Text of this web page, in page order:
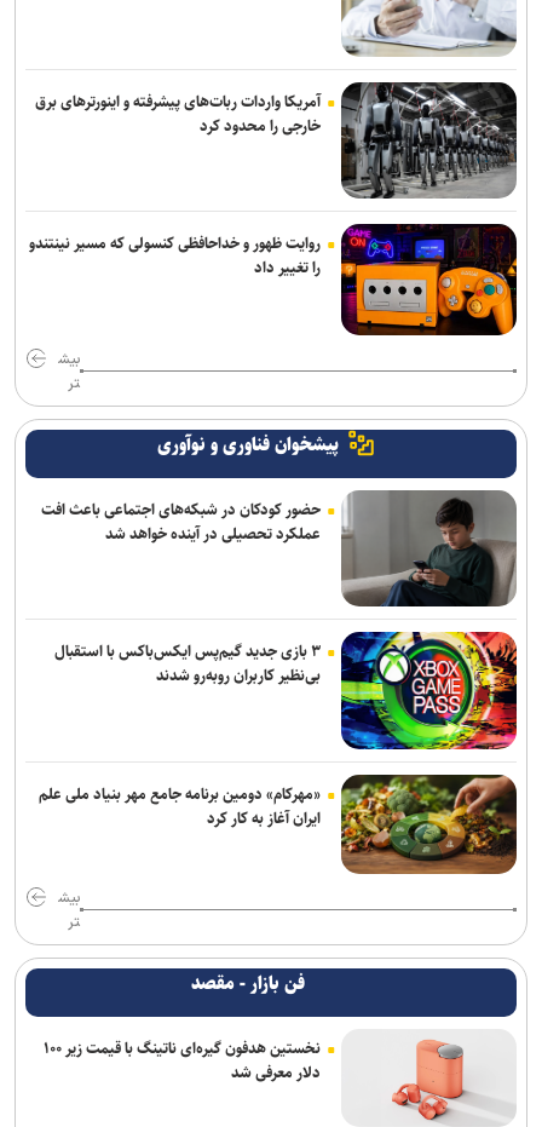
آمریکا واردات ربات‌های پیشرفته و اینورترهای برق
خارجی را محدود کرد
روایت ظهور و خداحافظی کنسولی که مسیر نینتندو
را تغییر داد
بیش
تر
پیشخوان فناوری و نوآوری
حضور کودکان در شبکه‌های اجتماعی باعث افت
عملکرد تحصیلی در آینده خواهد شد
۳ بازی جدید گیم‌پس ایکس‌باکس با استقبال
بی‌نظیر کاربران روبه‌رو شدند
«مهرکام» دومین برنامه جامع مهر بنیاد ملی علم
ایران آغاز به کار کرد
بیش
تر
فن بازار - مقصد
نخستین هدفون گیره‌ای ناتینگ با قیمت زیر ۱۰۰
دلار معرفی شد